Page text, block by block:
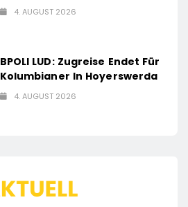
4. AUGUST 2026
BPOLI LUD: Zugreise Endet Für
Kolumbianer In Hoyerswerda
4. AUGUST 2026